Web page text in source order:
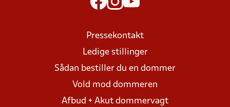
Pressekontakt
Ledige stillinger
Sådan bestiller du en dommer
Vold mod dommeren
Afbud + Akut dommervagt